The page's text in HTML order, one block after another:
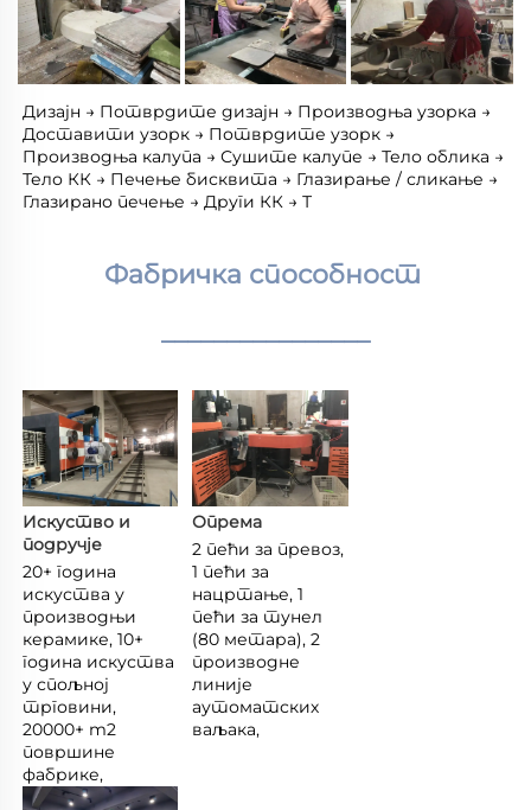
Дизајн → Потврдите дизајн → Производња узорка →
Доставити узорк → Потврдите узорк →
Производња калупа → Сушите калупе → Тело облика →
Тело КК → Печење бисквита → Глазирање / сликање →
Глазирано печење → Други КК → Т
Фабричка способност
________________
Искуство и
подручје
20+ година
искуства у
производњи
керамике, 10+
година искуства
у спољној
трговини,
20000+ m2
површине
фабрике,
Опрема
2 пећи за превоз,
1 пећи за
нацртање, 1
пећи за тунел
(80 метара), 2
производне
линије
аутоматских
ваљака,